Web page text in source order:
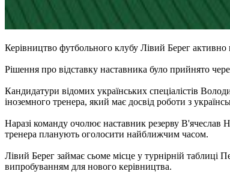
Керівництво футбольного клубу Лівий Берег
Рішення про відставку наставника було прийнято
Кандидатури відомих українських спеціалістів
іноземного тренера, який має досвід роботи з
Наразі команду очолює наставник резерву В'ячеслав
тренера планують оголосити найближчим часом.
Лівий Берег займає сьоме місце у турнірній
випробуванням для нового керівництва.